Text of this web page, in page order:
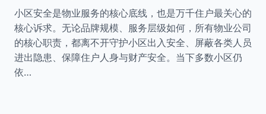
小区安全是物业服务的核心底线，也是万千住户最关心的
核心诉求。无论品牌规模、服务层级如何，所有物业公司
的核心职责，都离不开守护小区出入安全、屏蔽各类人员
进出隐患、保障住户人身与财产安全。当下多数小区仍
依…